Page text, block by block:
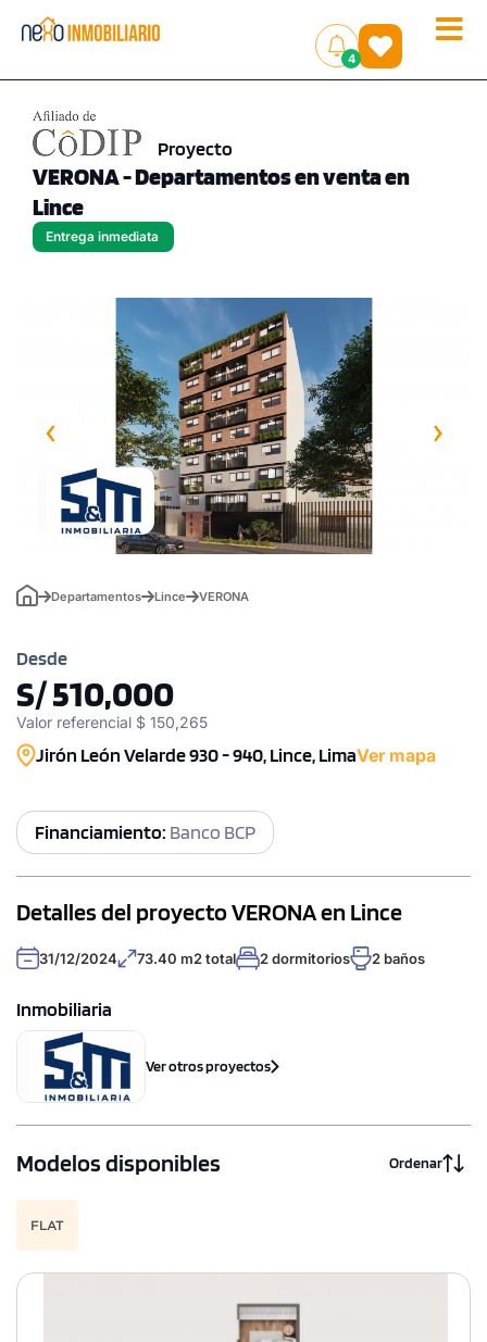
Toggle
4
()
Proyecto
VERONA - Departamentos en venta en
Lince
Entrega inmediata
‹ ›
Departamentos Lince VERONA
Desde
S/ 510,000
Valor referencial $ 150,265
Jirón León Velarde 930 - 940, Lince, LimaVer mapa
Financiamiento: Banco BCP
Detalles del proyecto VERONA en Lince
31/12/2024 73.40 m2 total 2 dormitorios 2 baños
Inmobiliaria
Ver otros proyectos
Modelos disponibles Ordenar
FLAT